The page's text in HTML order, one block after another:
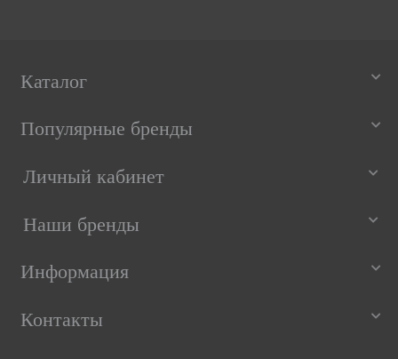
Каталог
Популярные бренды
Личный кабинет
Наши бренды
Информация
Контакты